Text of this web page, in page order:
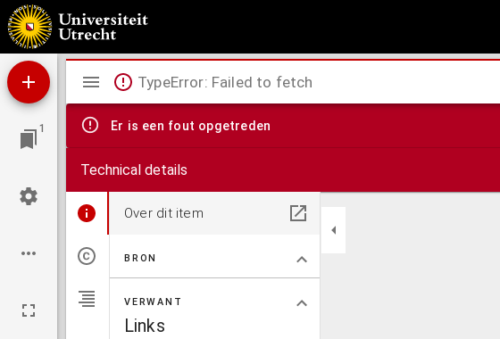
Carte du camp d'Utrecht, commandé par le général en chef Marmont
1
Mirador
viewer
TypeError: Failed to fetch
Er is een fout opgetreden
Technical details
Over dit item
BRON
VERWANT
Links